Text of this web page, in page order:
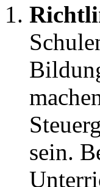
sein.